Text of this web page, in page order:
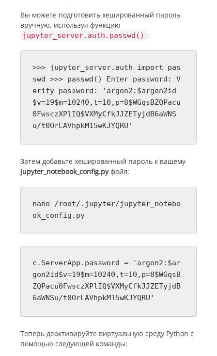
Вы можете подготовить хешированный пароль
вручную, используя функцию
jupyter_server.auth.passwd() :
>>> jupyter_server.auth import pas
swd >>> passwd() Enter password: V
erify password: 'argon2:$argon2id
$v=19$m=10240,t=10,p=8$WGqsBZQPacu
0FwsczXPlIQ$VXMyCfkJJZETyjdB6aWNS
u/t0OrLAVhpkM15wKJYQRU'
Затем добавьте хешированный пароль к вашему
jupyter_notebook_config.pyфайл:
nano /root/.jupyter/jupyter_notebo
ok_config.py
c.ServerApp.password = 'argon2:$ar
gon2id$v=19$m=10240,t=10,p=8$WGqsB
ZQPacu0FwsczXPlIQ$VXMyCfkJJZETyjdB
6aWNSu/t0OrLAVhpkM15wKJYQRU'
Теперь деактивируйте виртуальную среду Python с
помощью следующей команды: